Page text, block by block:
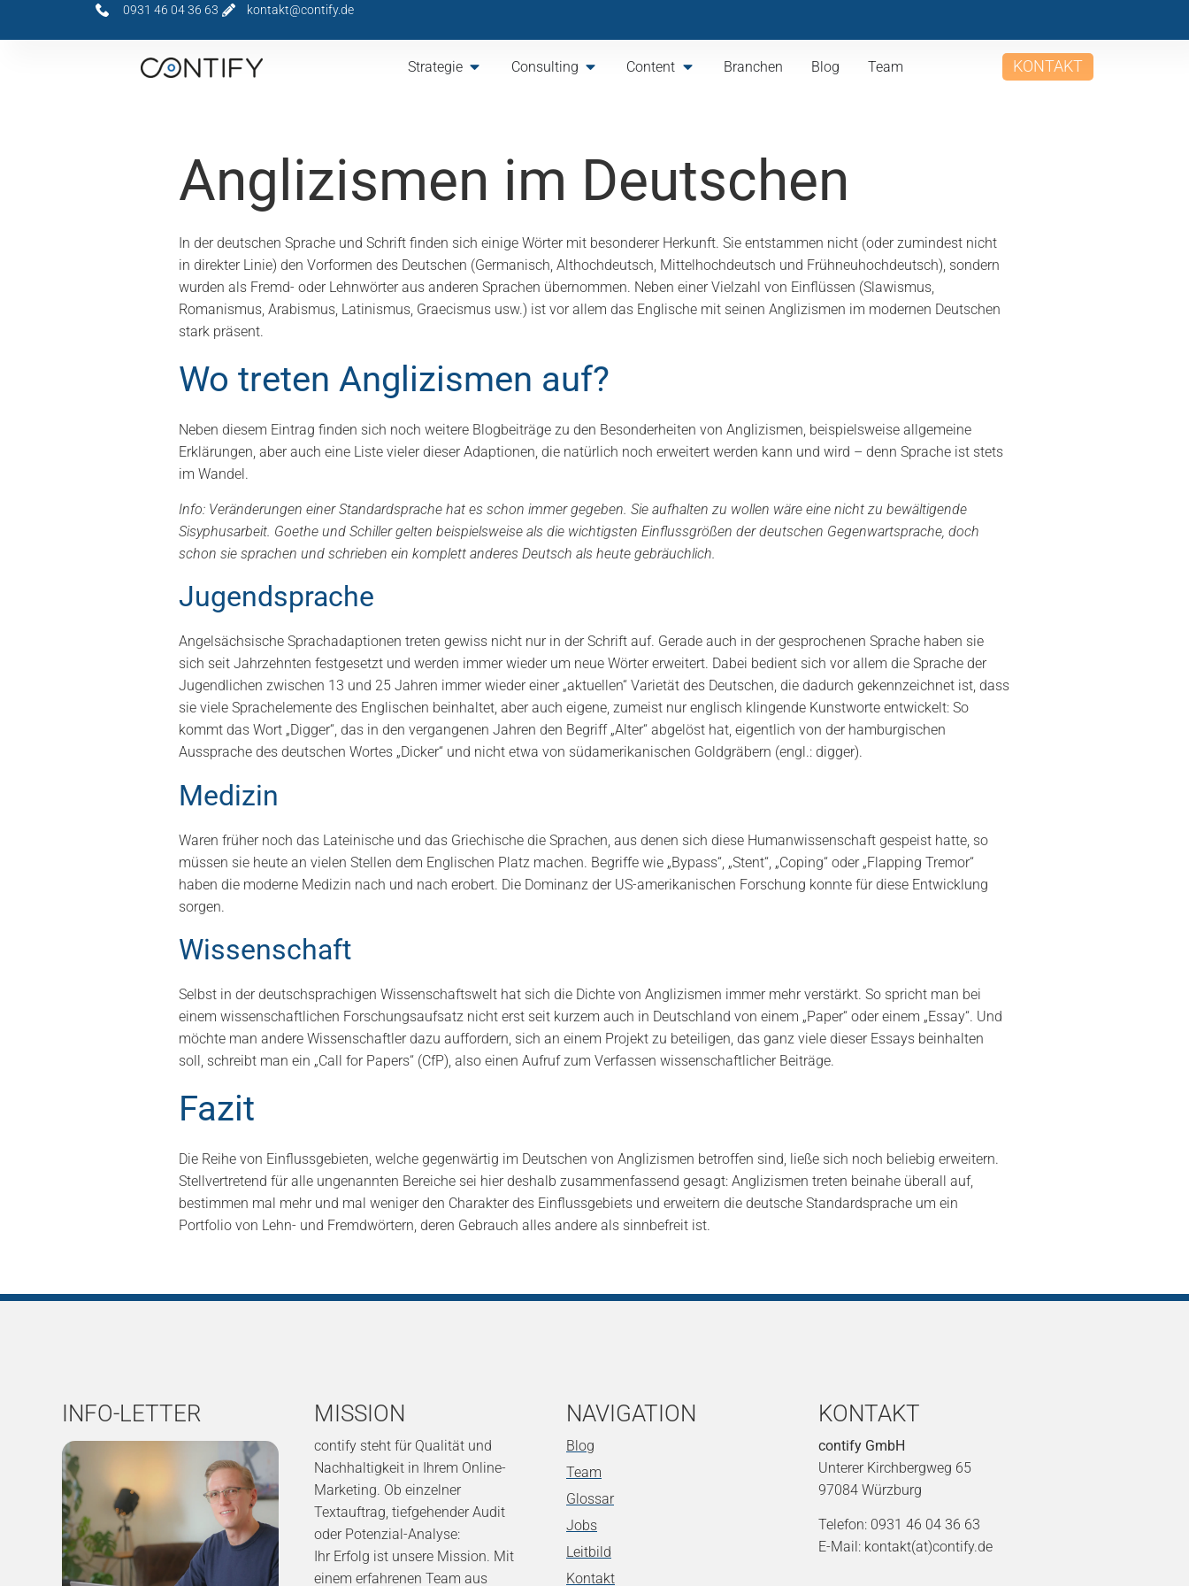
0931 46 04 36 63 kontakt@contify.de
Strategie Consulting Content Branchen Blog Team KONTAKT
Anglizismen im Deutschen
In der deutschen Sprache und Schrift finden sich einige Wörter mit besonderer Herkunft. Sie entstammen nicht (oder zumindest nicht
in direkter Linie) den Vorformen des Deutschen (Germanisch, Althochdeutsch, Mittelhochdeutsch und Frühneuhochdeutsch), sondern
wurden als Fremd- oder Lehnwörter aus anderen Sprachen übernommen. Neben einer Vielzahl von Einflüssen (Slawismus,
Romanismus, Arabismus, Latinismus, Graecismus usw.) ist vor allem das Englische mit seinen Anglizismen im modernen Deutschen
stark präsent.
Wo treten Anglizismen auf?
Neben diesem Eintrag finden sich noch weitere Blogbeiträge zu den Besonderheiten von Anglizismen, beispielsweise allgemeine
Erklärungen, aber auch eine Liste vieler dieser Adaptionen, die natürlich noch erweitert werden kann und wird – denn Sprache ist stets
im Wandel.
Info: Veränderungen einer Standardsprache hat es schon immer gegeben. Sie aufhalten zu wollen wäre eine nicht zu bewältigende
Sisyphusarbeit. Goethe und Schiller gelten beispielsweise als die wichtigsten Einflussgrößen der deutschen Gegenwartsprache, doch
schon sie sprachen und schrieben ein komplett anderes Deutsch als heute gebräuchlich.
Jugendsprache
Angelsächsische Sprachadaptionen treten gewiss nicht nur in der Schrift auf. Gerade auch in der gesprochenen Sprache haben sie
sich seit Jahrzehnten festgesetzt und werden immer wieder um neue Wörter erweitert. Dabei bedient sich vor allem die Sprache der
Jugendlichen zwischen 13 und 25 Jahren immer wieder einer „aktuellen“ Varietät des Deutschen, die dadurch gekennzeichnet ist, dass
sie viele Sprachelemente des Englischen beinhaltet, aber auch eigene, zumeist nur englisch klingende Kunstworte entwickelt: So
kommt das Wort „Digger“, das in den vergangenen Jahren den Begriff „Alter“ abgelöst hat, eigentlich von der hamburgischen
Aussprache des deutschen Wortes „Dicker“ und nicht etwa von südamerikanischen Goldgräbern (engl.: digger).
Medizin
Waren früher noch das Lateinische und das Griechische die Sprachen, aus denen sich diese Humanwissenschaft gespeist hatte, so
müssen sie heute an vielen Stellen dem Englischen Platz machen. Begriffe wie „Bypass“, „Stent“, „Coping“ oder „Flapping Tremor“
haben die moderne Medizin nach und nach erobert. Die Dominanz der US-amerikanischen Forschung konnte für diese Entwicklung
sorgen.
Wissenschaft
Selbst in der deutschsprachigen Wissenschaftswelt hat sich die Dichte von Anglizismen immer mehr verstärkt. So spricht man bei
einem wissenschaftlichen Forschungsaufsatz nicht erst seit kurzem auch in Deutschland von einem „Paper“ oder einem „Essay“. Und
möchte man andere Wissenschaftler dazu auffordern, sich an einem Projekt zu beteiligen, das ganz viele dieser Essays beinhalten
soll, schreibt man ein „Call for Papers“ (CfP), also einen Aufruf zum Verfassen wissenschaftlicher Beiträge.
Fazit
Die Reihe von Einflussgebieten, welche gegenwärtig im Deutschen von Anglizismen betroffen sind, ließe sich noch beliebig erweitern.
Stellvertretend für alle ungenannten Bereiche sei hier deshalb zusammenfassend gesagt: Anglizismen treten beinahe überall auf,
bestimmen mal mehr und mal weniger den Charakter des Einflussgebiets und erweitern die deutsche Standardsprache um ein
Portfolio von Lehn- und Fremdwörtern, deren Gebrauch alles andere als sinnbefreit ist.
INFO-LETTER MISSION
contify steht für Qualität und
Nachhaltigkeit in Ihrem Online-
Marketing. Ob einzelner
Textauftrag, tiefgehender Audit
oder Potenzial-Analyse:
Ihr Erfolg ist unsere Mission. Mit
einem erfahrenen Team aus
NAVIGATION
Blog
Team
Glossar
Jobs
Leitbild
Kontakt
KONTAKT
contify GmbH
Unterer Kirchbergweg 65
97084 Würzburg
Telefon: 0931 46 04 36 63
E-Mail: kontakt(at)contify.de